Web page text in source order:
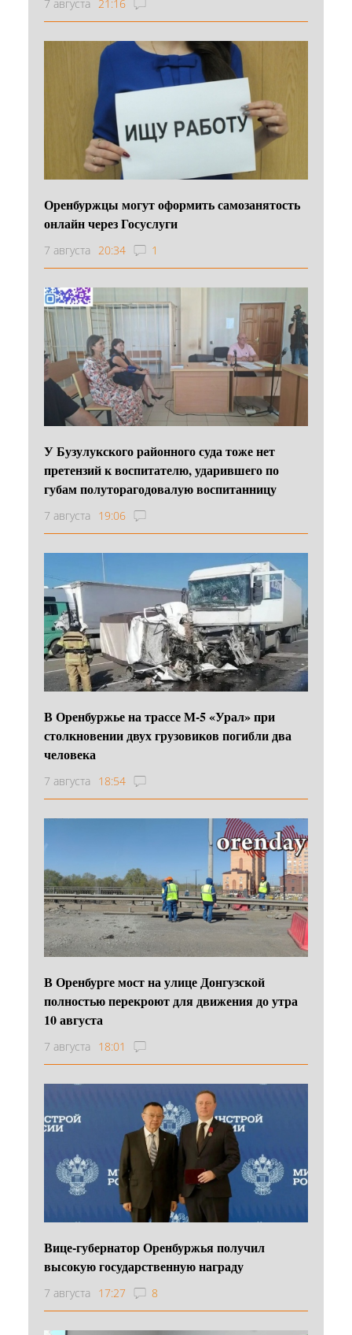
7 августа 21:16
Оренбуржцы могут оформить самозанятость
онлайн через Госуслуги
7 августа 20:34 1
У Бузулукского районного суда тоже нет
претензий к воспитателю, ударившего по
губам полуторагодовалую воспитанницу
7 августа 19:06
В Оренбуржье на трассе М-5 «Урал» при
столкновении двух грузовиков погибли два
человека
7 августа 18:54
В Оренбурге мост на улице Донгузской
полностью перекроют для движения до утра
10 августа
7 августа 18:01
Вице-губернатор Оренбуржья получил
высокую государственную награду
7 августа 17:27 8